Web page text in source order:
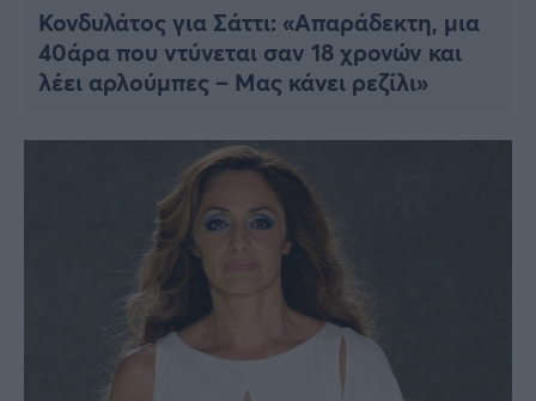
Κονδυλάτος για Σάττι: «Απαράδεκτη, μια
40άρα που ντύνεται σαν 18 χρονών και
λέει αρλούμπες – Μας κάνει ρεζίλι»